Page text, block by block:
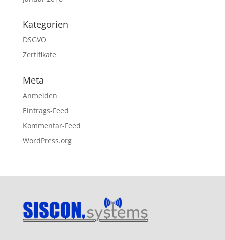
Kategorien
DSGVO
Zertifikate
Meta
Anmelden
Eintrags-Feed
Kommentar-Feed
WordPress.org